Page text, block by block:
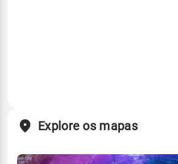
Explore os mapas